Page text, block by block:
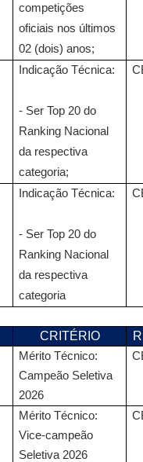
competições
oficiais nos últimos
02 (dois) anos;
Indicação Técnica:
- Ser Top 20 do
Ranking Nacional
da respectiva
categoria;
Indicação Técnica:
- Ser Top 20 do
Ranking Nacional
da respectiva
categoria
CRITÉRIO
Mérito Técnico:
Campeão Seletiva
2026
Mérito Técnico:
Vice-campeão
Seletiva 2026